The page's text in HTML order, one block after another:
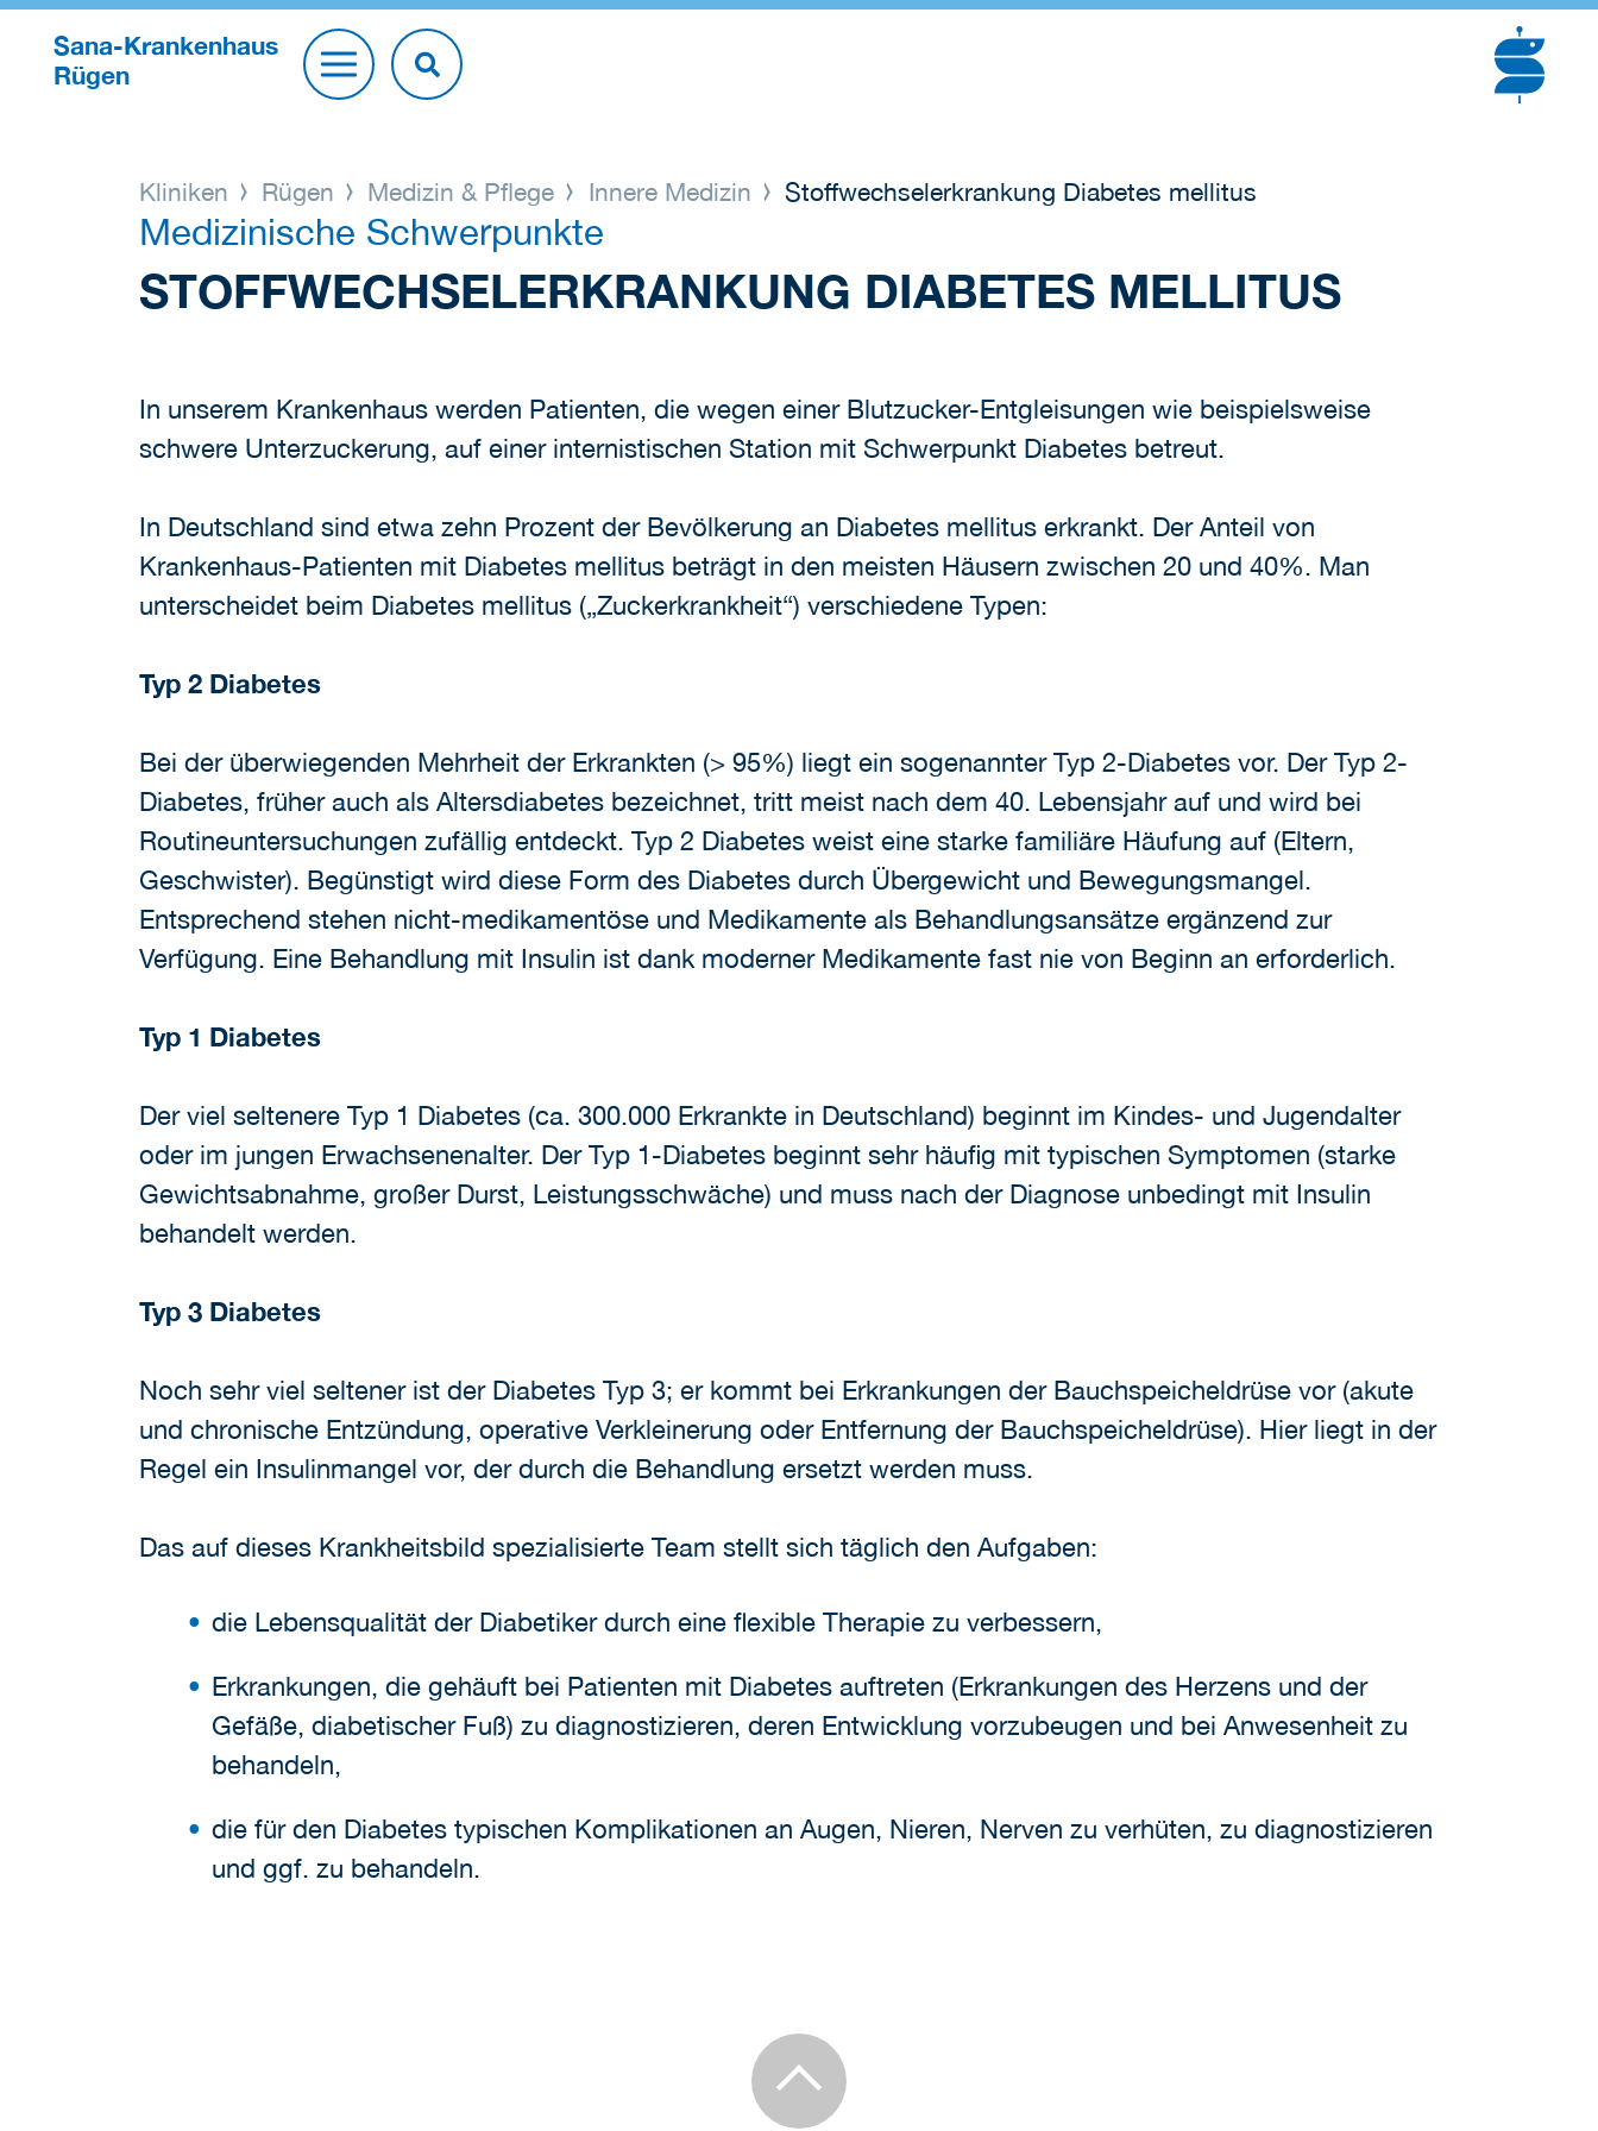
Sana-Krankenhaus
Rügen
Kliniken Rügen Medizin & Pflege Innere Medizin Stoffwechselerkrankung Diabetes mellitus
Medizinische Schwerpunkte
STOFFWECHSELERKRANKUNG DIABETES MELLITUS
In unserem Krankenhaus werden Patienten, die wegen einer Blutzucker-Entgleisungen wie beispielsweise
schwere Unterzuckerung, auf einer internistischen Station mit Schwerpunkt Diabetes betreut.
In Deutschland sind etwa zehn Prozent der Bevölkerung an Diabetes mellitus erkrankt. Der Anteil von
Krankenhaus-Patienten mit Diabetes mellitus beträgt in den meisten Häusern zwischen 20 und 40%. Man
unterscheidet beim Diabetes mellitus („Zuckerkrankheit“) verschiedene Typen:
Typ 2 Diabetes
Bei der überwiegenden Mehrheit der Erkrankten (> 95%) liegt ein sogenannter Typ 2-Diabetes vor. Der Typ 2-
Diabetes, früher auch als Altersdiabetes bezeichnet, tritt meist nach dem 40. Lebensjahr auf und wird bei
Routineuntersuchungen zufällig entdeckt. Typ 2 Diabetes weist eine starke familiäre Häufung auf (Eltern,
Geschwister). Begünstigt wird diese Form des Diabetes durch Übergewicht und Bewegungsmangel.
Entsprechend stehen nicht-medikamentöse und Medikamente als Behandlungsansätze ergänzend zur
Verfügung. Eine Behandlung mit Insulin ist dank moderner Medikamente fast nie von Beginn an erforderlich.
Typ 1 Diabetes
Der viel seltenere Typ 1 Diabetes (ca. 300.000 Erkrankte in Deutschland) beginnt im Kindes- und Jugendalter
oder im jungen Erwachsenenalter. Der Typ 1-Diabetes beginnt sehr häufig mit typischen Symptomen (starke
Gewichtsabnahme, großer Durst, Leistungsschwäche) und muss nach der Diagnose unbedingt mit Insulin
behandelt werden.
Typ 3 Diabetes
Noch sehr viel seltener ist der Diabetes Typ 3; er kommt bei Erkrankungen der Bauchspeicheldrüse vor (akute
und chronische Entzündung, operative Verkleinerung oder Entfernung der Bauchspeicheldrüse). Hier liegt in der
Regel ein Insulinmangel vor, der durch die Behandlung ersetzt werden muss.
Das auf dieses Krankheitsbild spezialisierte Team stellt sich täglich den Aufgaben:
die Lebensqualität der Diabetiker durch eine flexible Therapie zu verbessern,
Erkrankungen, die gehäuft bei Patienten mit Diabetes auftreten (Erkrankungen des Herzens und der
Gefäße, diabetischer Fuß) zu diagnostizieren, deren Entwicklung vorzubeugen und bei Anwesenheit zu
behandeln,
die für den Diabetes typischen Komplikationen an Augen, Nieren, Nerven zu verhüten, zu diagnostizieren
und ggf. zu behandeln.